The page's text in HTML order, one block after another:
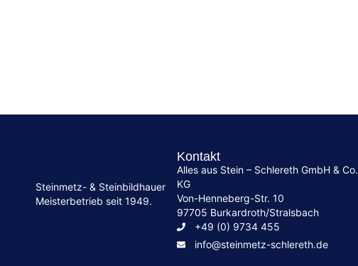
Steinmetz- & Steinbildhauer
Meisterbetrieb seit 1949.
Kontakt
Alles aus Stein – Schlereth GmbH & Co.
KG
Von-Henneberg-Str. 10
97705 Burkardroth/Stralsbach
+49 (0) 9734 455
info@steinmetz-schlereth.de